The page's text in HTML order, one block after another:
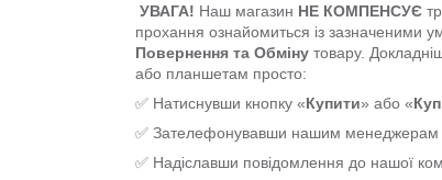
УВАГА! Наш магазин НЕ КОМПЕНСУЄ
прохання ознайомиться із зазначеними
Повернення та Обміну товару.
або планшетам просто:
✅ Натиснувши кнопку «Купити» або «
✅ Зателефонувавши нашим
✅ Надіславши повідомлення до нашої